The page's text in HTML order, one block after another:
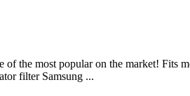
the most popular on the market!
filter Samsung ...